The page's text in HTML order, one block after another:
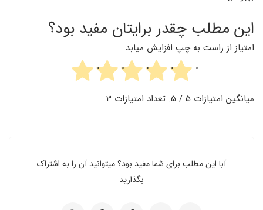
این مطلب چقدر برایتان مفید بود؟
امتیاز از راست به چپ افزایش میابد
میانگین امتیازات 5 / 5. تعداد امتیازات 3
آبا این مطلب برای شما مفید بود؟ میتوانید آن را به اشتراک
بگذارید